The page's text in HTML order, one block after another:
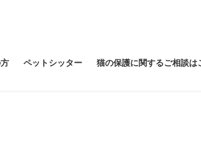
ペットシッター 猫の保護に関するご相談は